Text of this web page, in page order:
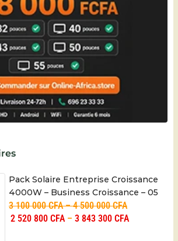
Pack Solaire Entreprise Croissance
4000W – Business Croissance – 05
ans
3 100 000CFA–4 500 000CFA
2 520 800 CFA– 3 843 300 CFA